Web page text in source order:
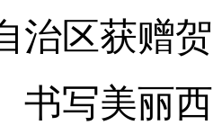
治区获赠
写美丽西